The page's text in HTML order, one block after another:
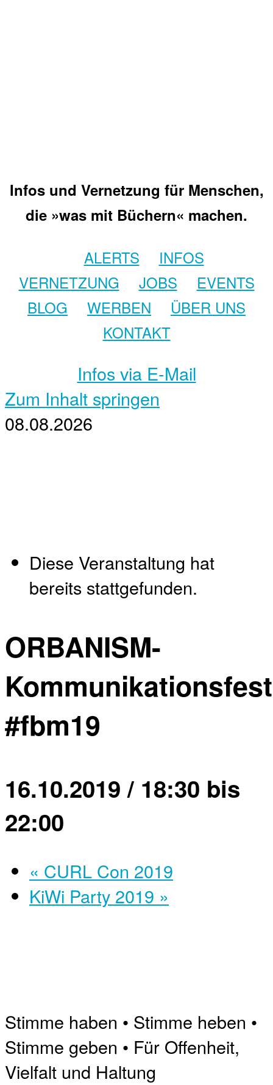
Infos und Vernetzung für Menschen,
die »was mit Büchern« machen.
ALERTS
INFOS
VERNETZUNG
JOBS
EVENTS
BLOG
WERBEN
ÜBER UNS
KONTAKT
Infos via E-Mail
Zum Inhalt springen
08.08.2026
Diese Veranstaltung hat
bereits stattgefunden.
ORBANISM-
Kommunikationsfest
#fbm19
16.10.2019 / 18:30 bis
22:00
« CURL Con 2019
KiWi Party 2019 »
Stimme haben • Stimme heben •
Stimme geben • Für Offenheit,
Vielfalt und Haltung